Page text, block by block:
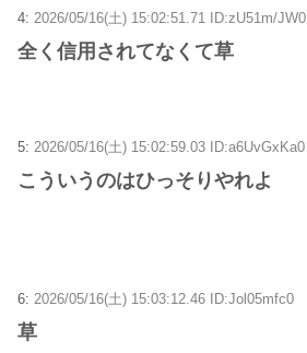
4: 2026/05/16(土) 15:02:51.71 ID:zU51m/JW0
全く信用されてなくて草
5: 2026/05/16(土) 15:02:59.03 ID:a6UvGxKa0
こういうのはひっそりやれよ
6: 2026/05/16(土) 15:03:12.46 ID:Jol05mfc0
草